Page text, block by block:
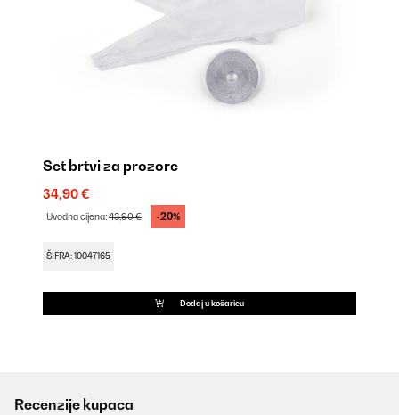
Set brtvi za prozore
34,90 €
Uvodna cijena:43,90 € -20%
ŠIFRA: 10047165
Dodaj u košaricu
Recenzije kupaca